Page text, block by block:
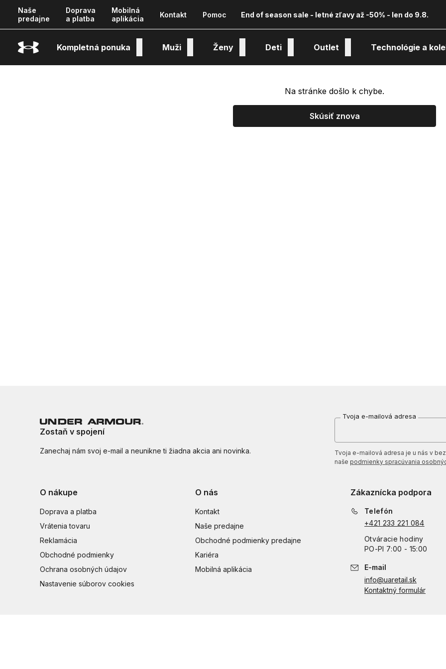
Naše
predajne
Doprava
a platba
Mobilná
aplikácia
Kontakt Pomoc End of season sale - letné zľavy až -50% - len do 9.8.
Kompletná ponuka Muži Ženy Deti Outlet Technológie a
Na stránke došlo k chybe.
Skúsiť znova
Zostaň v spojení
Zanechaj nám svoj e-mail a neunikne ti žiadna akcia ani novinka.
Tvoja e-mailová adresa
Tvoja e-mailová adresa je u nás v
naše podmienky spracúvania
O nákupe
Doprava a platba
Vrátenia tovaru
Reklamácia
Obchodné podmienky
Ochrana osobných údajov
Nastavenie súborov cookies
O nás
Kontakt
Naše predajne
Obchodné podmienky predajne
Kariéra
Mobilná aplikácia
Zákaznícka podpora
Telefón
+421 233 221 084
Otváracie hodiny
PO-PI 7:00 - 15:00
E-mail
info@uaretail.sk
Kontaktný formulár